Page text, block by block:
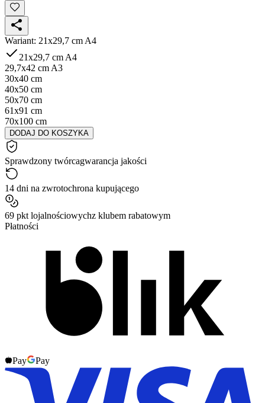
Wariant: 21x29,7 cm A4
21x29,7 cm A4
29,7x42 cm A3
30x40 cm
40x50 cm
50x70 cm
61x91 cm
70x100 cm
DODAJ DO KOSZYKA
Sprawdzony twórcagwarancja jakości
14 dni na zwrotochrona kupującego
69 pkt lojalnościowychz klubem rabatowym
Płatności
Pay Pay